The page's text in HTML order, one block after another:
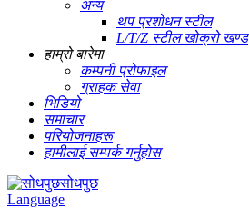
अन्य
थप प्रशोधन स्टील
L/T/Z स्टील खोक्रो खण्ड
हाम्रो बारेमा
कम्पनी प्रोफाइल
ग्राहक सेवा
भिडियो
समाचार
परियोजनाहरू
हामीलाई सम्पर्क गर्नुहोस
सोधपुछ
Language